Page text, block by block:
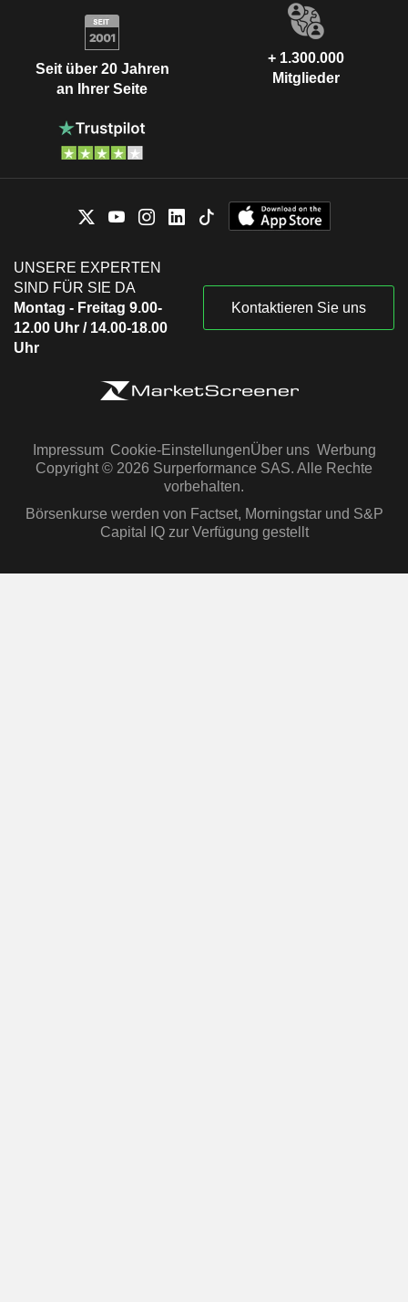
Seit über 20 Jahren
an Ihrer Seite
+ 1.300.000
Mitglieder
UNSERE EXPERTEN
SIND FÜR SIE DA
Montag - Freitag 9.00-
12.00 Uhr / 14.00-18.00
Uhr
Kontaktieren Sie uns
Impressum Cookie-EinstellungenÜber uns Werbung
Copyright © 2026 Surperformance SAS. Alle Rechte
vorbehalten.
Börsenkurse werden von Factset, Morningstar und S&P
Capital IQ zur Verfügung gestellt